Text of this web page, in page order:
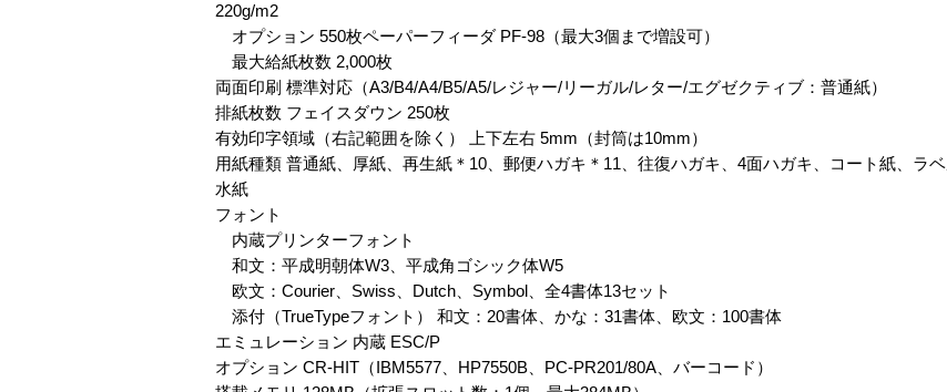
220g/m2
オプション 550枚ペーパーフィーダ PF-98（最大3個まで増設可）
最大給紙枚数 2,000枚
両面印刷 標準対応（A3/B4/A4/B5/A5/レジャー/リーガル/レター/エグゼクティブ：普通紙）
排紙枚数 フェイスダウン 250枚
有効印字領域（右記範囲を除く） 上下左右 5mm（封筒は10mm）
用紙種類 普通紙、厚紙、再生紙＊10、郵便ハガキ＊11、往復ハガキ、4面ハガキ、コート紙、ラ
水紙
フォント
内蔵プリンターフォント
和文：平成明朝体W3、平成角ゴシック体W5
欧文：Courier、Swiss、Dutch、Symbol、全4書体13セット
添付（TrueTypeフォント） 和文：20書体、かな：31書体、欧文：100書体
エミュレーション 内蔵 ESC/P
オプション CR-HIT（IBM5577、HP7550B、PC-PR201/80A、バーコード）